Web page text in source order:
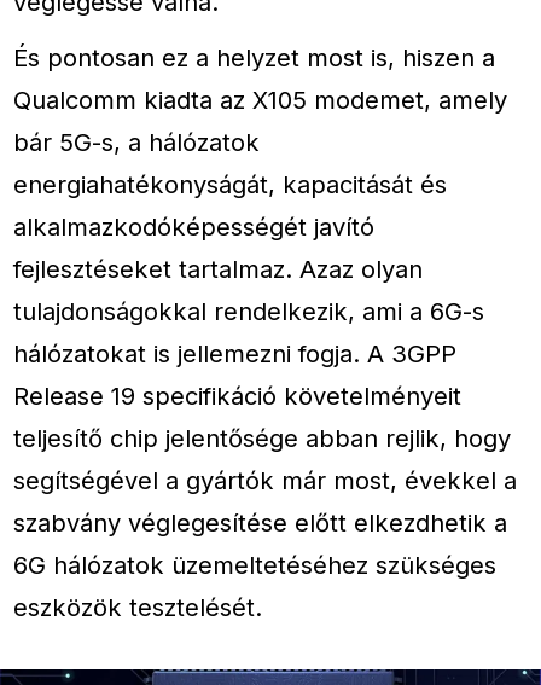
És pontosan ez a helyzet most is, hiszen a
Qualcomm kiadta az X105 modemet, amely
bár 5G-s, a hálózatok
energiahatékonyságát, kapacitását és
alkalmazkodóképességét javító
fejlesztéseket tartalmaz. Azaz olyan
tulajdonságokkal rendelkezik, ami a 6G-s
hálózatokat is jellemezni fogja. A 3GPP
Release 19 specifikáció követelményeit
teljesítő chip jelentősége abban rejlik, hogy
segítségével a gyártók már most, évekkel a
szabvány véglegesítése előtt elkezdhetik a
6G hálózatok üzemeltetéséhez szükséges
eszközök tesztelését.